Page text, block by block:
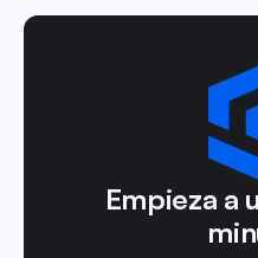
Empieza a